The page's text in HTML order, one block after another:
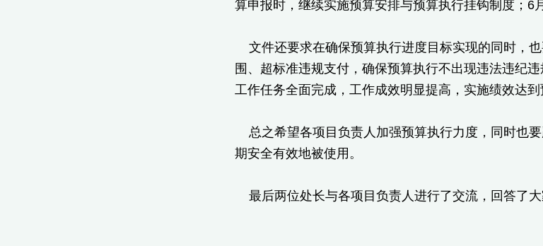
算申报时，继续实施预算安排与预算执行挂钩制度；6
文件还要求在确保预算执行进度目标实现的同时，
围、超标准违规支付，确保预算执行不出现违法违纪
工作任务全面完成，工作成效明显提高，实施绩效达
总之希望各项目负责人加强预算执行力度，同时也
期安全有效地被使用。
最后两位处长与各项目负责人进行了交流，回答了大